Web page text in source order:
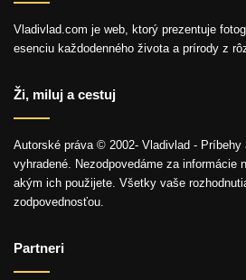
Vladivlad.com je web, ktorý prezentuje
esenciu každodenného života a prírody z
Ži, miluj a cestuj
Autorské práva © 2002- Vladivlad -
vyhradené. Nezodpovedáme za informácie
akým ich použijete. Všetky vaše
zodpovednosťou.
Partneri